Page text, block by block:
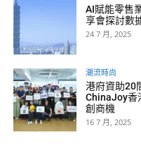
AI賦能零售
享會探討數
24 7 月, 2025
潮流時尚
港府資助20
ChinaJoy香
創商機
16 7 月, 2025